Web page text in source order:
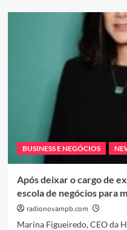
Lucas
single
“Nada
Mais
Importa”
Um
Convite
Adoração
BUSINESS E NEGÓCIOS
Após deixar o cargo de
escola de negócios para
radionovampb.com
Marina Figueiredo, CEO da